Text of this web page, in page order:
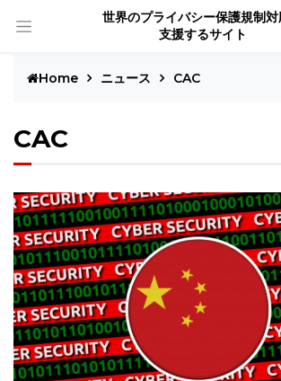
世界のプライバシー保護規制
支援するサイト
Home ニュース CAC
CAC